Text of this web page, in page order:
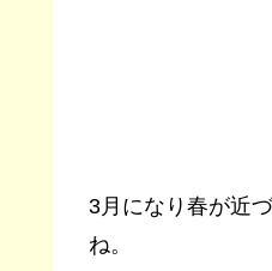
3月になり春が近
ね。